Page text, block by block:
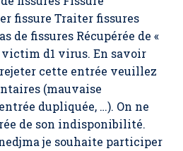
fissure Traiter fissures
de fissures Récupérée de «
d1 virus. En savoir
cette entrée veuillez
(mauvaise
dupliquée, …). On ne
de son indisponibilité.
je souhaite participer